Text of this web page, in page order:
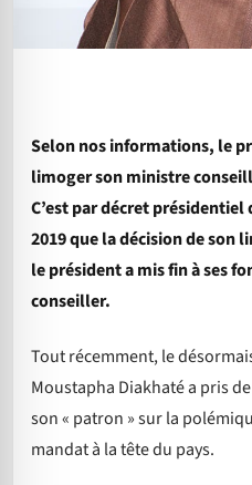
Selon nos informations, le
limoger son ministre
C’est par décret présidentiel
2019 que la décision de son
le président a mis fin à ses
conseiller.
Tout récemment, le
Moustapha Diakhaté a pris
son « patron » sur la
mandat à la tête du pays.